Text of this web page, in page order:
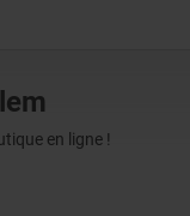
en ligne !